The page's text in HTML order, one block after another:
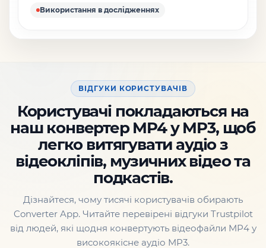
Використання в дослідженнях
ВІДГУКИ КОРИСТУВАЧІВ
Користувачі покладаються на
наш конвертер MP4 у MP3, щоб
легко витягувати аудіо з
відеокліпів, музичних відео та
подкастів.
Дізнайтеся, чому тисячі користувачів обирають
Converter App. Читайте перевірені відгуки Trustpilot
від людей, які щодня конвертують відеофайли MP4 у
високоякісне аудіо MP3.